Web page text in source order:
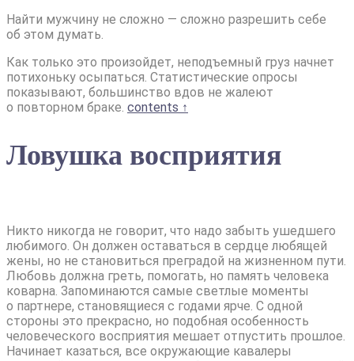
Найти мужчину не сложно — сложно разрешить себе
об этом думать.
Как только это произойдет, неподъемный груз начнет
потихоньку осыпаться. Статистические опросы
показывают, большинство вдов не жалеют
о повторном браке. contents ↑
Ловушка восприятия
Никто никогда не говорит, что надо забыть ушедшего
любимого. Он должен оставаться в сердце любящей
жены, но не становиться преградой на жизненном пути.
Любовь должна греть, помогать, но память человека
коварна. Запоминаются самые светлые моменты
о партнере, становящиеся с годами ярче. С одной
стороны это прекрасно, но подобная особенность
человеческого восприятия мешает отпустить прошлое.
Начинает казаться, все окружающие кавалеры